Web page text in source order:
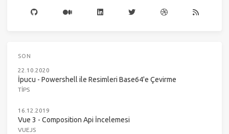
SON
22.10.2020
İpucu - Powershell ile Resimleri Base64'e Çevirme
TIPS
16.12.2019
Vue 3 - Composition Api İncelemesi
VUEJS